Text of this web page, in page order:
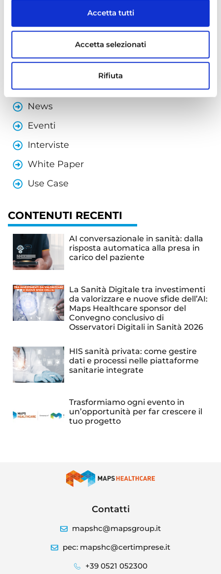
Accetta tutti
Accetta selezionati
Rifiuta
questo contenuto.
Scopri tutte le interviste di Maps Healthcare
Tutti i contenuti
News
Eventi
Interviste
White Paper
Use Case
CONTENUTI RECENTI
AI conversazionale in sanità: dalla
risposta automatica alla presa in
carico del paziente
La Sanità Digitale tra investimenti
da valorizzare e nuove sfide dell’AI:
Maps Healthcare sponsor del
Convegno conclusivo di
Osservatori Digitali in Sanità 2026
HIS sanità privata: come gestire
dati e processi nelle piattaforme
sanitarie integrate
Trasformiamo ogni evento in
un’opportunità per far crescere il
tuo progetto
Contatti
mapshc@mapsgroup.it
pec: mapshc@certimprese.it
+39 0521 052300